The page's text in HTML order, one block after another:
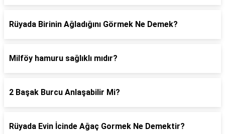
Rüyada Birinin Ağladığını Görmek Ne Demek?
Milföy hamuru sağlıklı mıdır?
2 Başak Burcu Anlaşabilir Mi?
Rüyada Evin İcinde Ağaç Gormek Ne Demektir?